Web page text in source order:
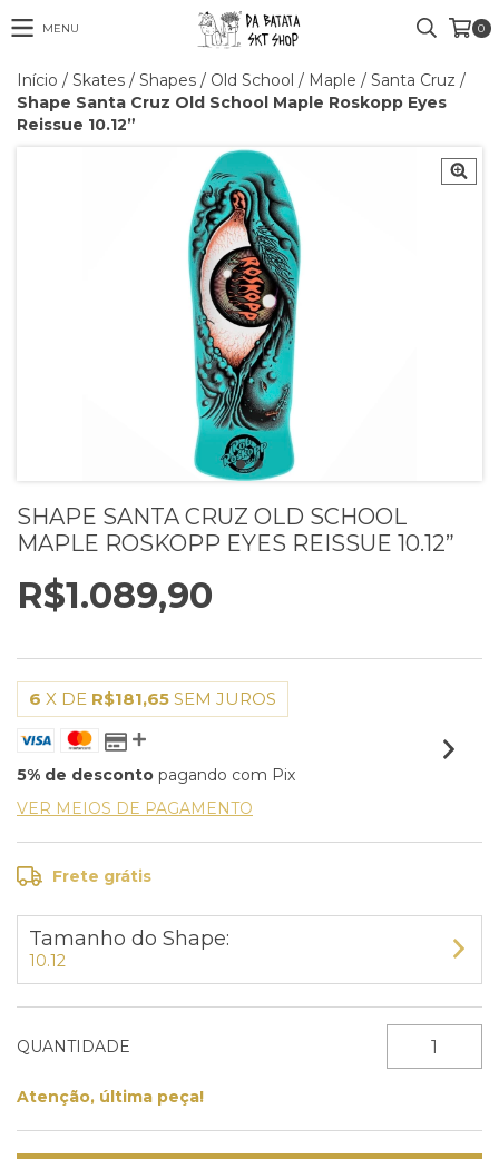
MENU 0
Início / Skates / Shapes / Old School / Maple / Santa Cruz /
Shape Santa Cruz Old School Maple Roskopp Eyes
Reissue 10.12”
SHAPE SANTA CRUZ OLD SCHOOL
MAPLE ROSKOPP EYES REISSUE 10.12”
R$1.089,90
6 X DE R$181,65 SEM JUROS
5% de desconto pagando com Pix
VER MEIOS DE PAGAMENTO
Frete grátis
Tamanho do Shape:
10.12
QUANTIDADE
Atenção, última peça!